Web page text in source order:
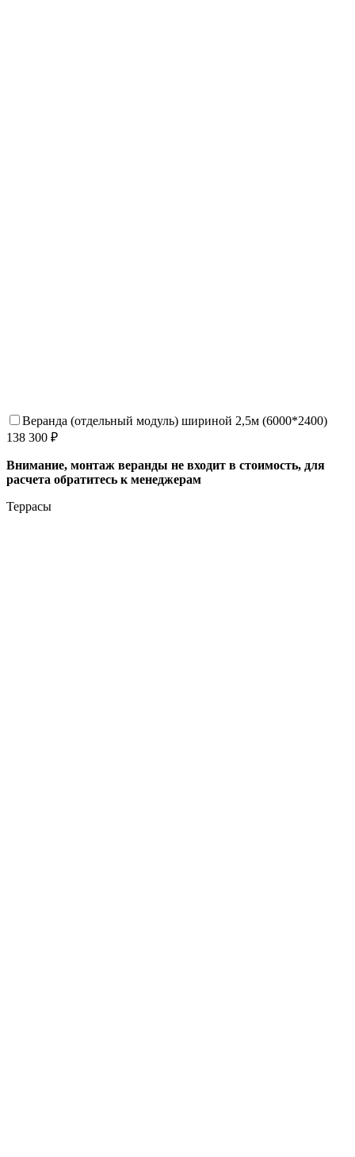
Веранда (отдельный модуль) шириной 2,5м (6000*2400)
138 300 ₽
Внимание, монтаж веранды не входит в стоимость, для
расчета обратитесь к менеджерам
Террасы